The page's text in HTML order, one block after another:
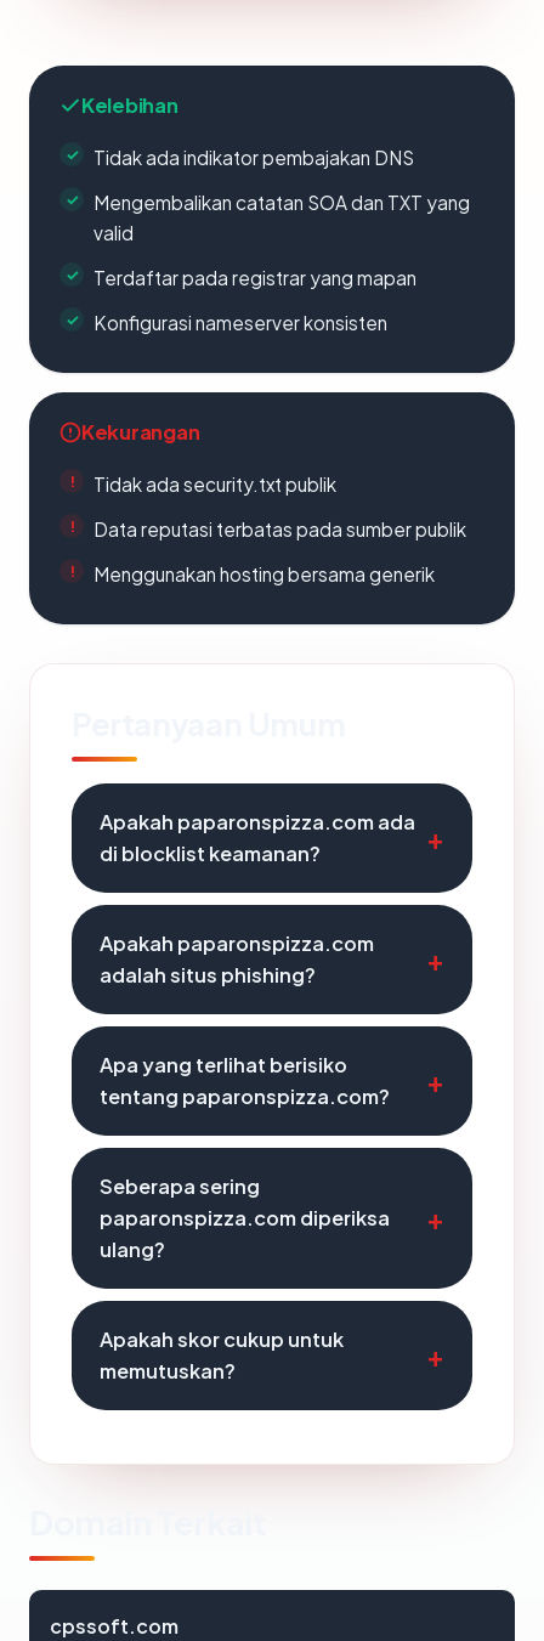
Kelebihan
Tidak ada indikator pembajakan DNS
Mengembalikan catatan SOA dan TXT yang
valid
Terdaftar pada registrar yang mapan
Konfigurasi nameserver konsisten
Kekurangan
Tidak ada security.txt publik
Data reputasi terbatas pada sumber publik
Menggunakan hosting bersama generik
Apakah paparonspizza.com ada
di blocklist keamanan?
Apakah paparonspizza.com
adalah situs phishing?
Apa yang terlihat berisiko
tentang paparonspizza.com?
Seberapa sering
paparonspizza.com diperiksa
ulang?
Apakah skor cukup untuk
memutuskan?
cpssoft.com